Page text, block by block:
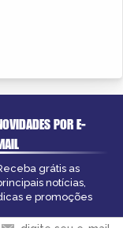
POR E-
grátis as
notícias,
e promoções